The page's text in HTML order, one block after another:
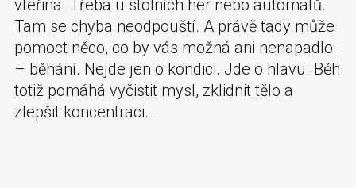
vteřina. Třeba u stolních her nebo automatů.
Tam se chyba neodpouští. A právě tady může
pomoct něco, co by vás možná ani nenapadlo
– běhání. Nejde jen o kondici. Jde o hlavu. Běh
totiž pomáhá vyčistit mysl, zklidnit tělo a
zlepšit koncentraci.